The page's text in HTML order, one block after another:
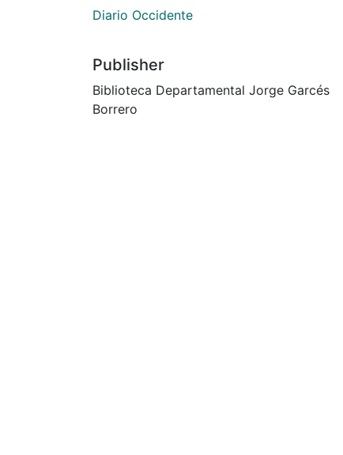
Diario Occidente
Publisher
Biblioteca Departamental Jorge Garcés
Borrero